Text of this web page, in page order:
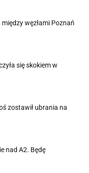
węzłami Poznań
się skokiem w
zostawił ubrania na
nad A2. Będę